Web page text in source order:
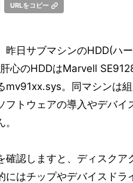
URLをコピー
昨日サブマシンのHDD(ハ
心のHDDはMarvell
mv91xx.sys。同マシンは
フトウェアの導入やデバ
確認しますと、ディスク
はチップやデバイスドラ